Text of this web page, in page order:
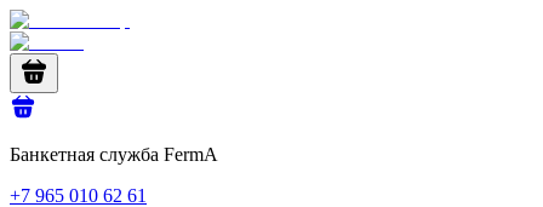
Банкетная служба FermA
+7 965 010 62 61